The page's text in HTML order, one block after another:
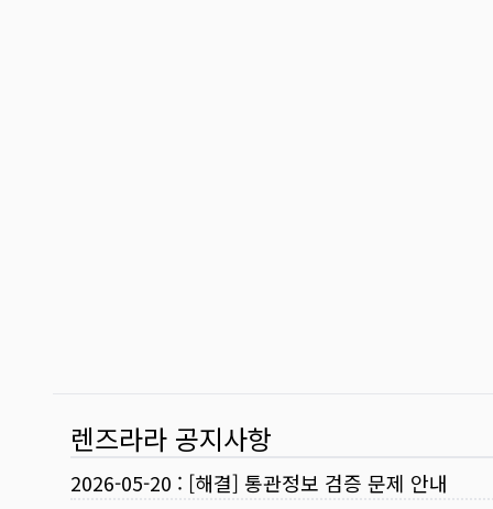
렌즈라라 공지사항
2026-05-20 : [해결] 통관정보 검증 문제 안내